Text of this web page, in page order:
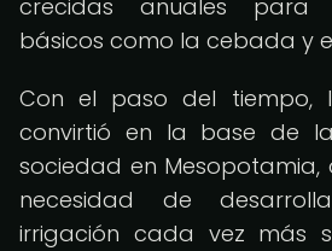
crecidas anuales para
básicos como la cebada y
Con el paso del tiempo,
convirtió en la base de
sociedad en
necesidad de
irrigación cada vez más